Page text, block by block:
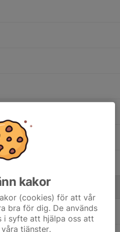
kakor
(cookies) för att vår
bra för dig. De används
i syfte att hjälpa oss att
tjänster.